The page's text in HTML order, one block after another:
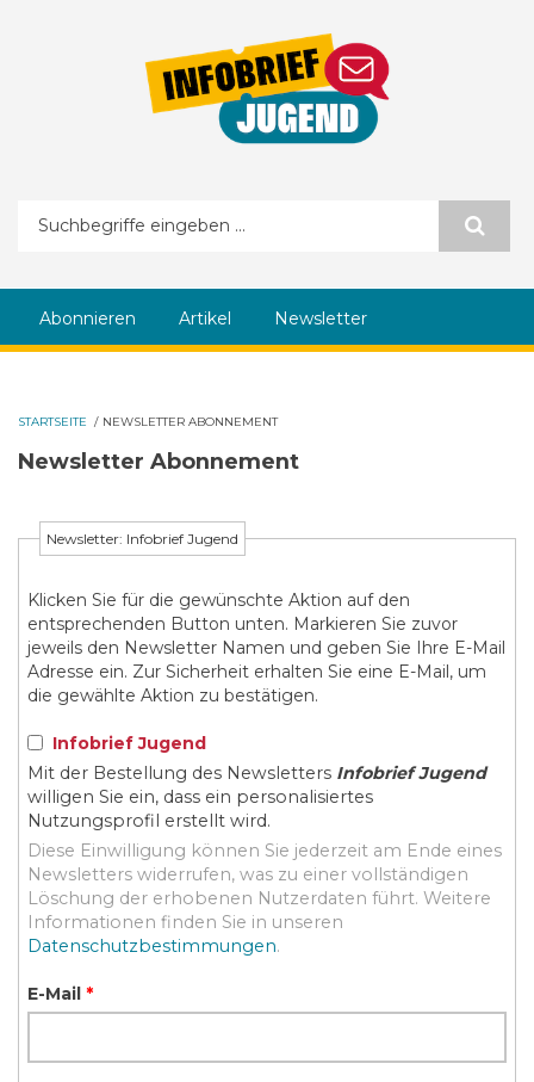
Suchformular
Abonnieren Artikel Newsletter
STARTSEITE / NEWSLETTER ABONNEMENT
Newsletter Abonnement
Newsletter: Infobrief Jugend
Klicken Sie für die gewünschte Aktion auf den
entsprechenden Button unten. Markieren Sie zuvor
jeweils den Newsletter Namen und geben Sie Ihre E-Mail
Adresse ein. Zur Sicherheit erhalten Sie eine E-Mail, um
die gewählte Aktion zu bestätigen.
Infobrief Jugend
Mit der Bestellung des Newsletters Infobrief Jugend
willigen Sie ein, dass ein personalisiertes
Nutzungsprofil erstellt wird.
Diese Einwilligung können Sie jederzeit am Ende eines
Newsletters widerrufen, was zu einer vollständigen
Löschung der erhobenen Nutzerdaten führt. Weitere
Informationen finden Sie in unseren
Datenschutzbestimmungen.
E-Mail *